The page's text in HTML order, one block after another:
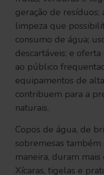
geração de
limpeza que
consumo de água;
descartáveis; e
ao público
equipamentos de
contribuem para a
naturais.
Copos de água, de
sobremesas também
maneira, duram
Xícaras, tigelas e